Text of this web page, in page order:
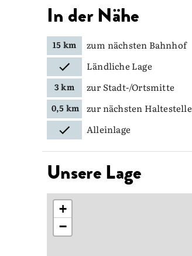
In der Nähe
15 km zum nächsten Bahnhof
Ländliche Lage
3 km zur Stadt-/Ortsmitte
0,5 km zur nächsten Haltestelle
Alleinlage
Unsere Lage
+
−